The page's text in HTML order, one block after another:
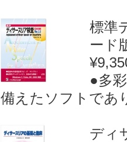
標準
ード
●多
備えたソフトであ
ディ